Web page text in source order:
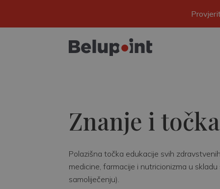
Znanje i točka
Polazišna točka edukacije svih
medicine, farmacije i nutricionizma u
samoliječenju).